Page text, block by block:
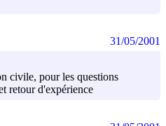
civile, pour les questions
retour d'expérience
31/05/2001